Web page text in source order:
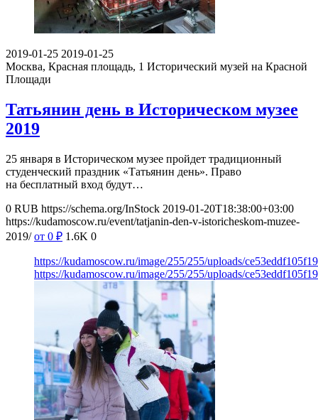
2019-01-25 2019-01-25
Москва, Красная площадь, 1 Исторический музей на Красной
Площади
Татьянин день в Историческом музее
2019
25 января в Историческом музее пройдет традиционный
студенческий праздник «Татьянин день». Право
на бесплатный вход будут…
0 RUB https://schema.org/InStock 2019-01-20T18:38:00+03:00
https://kudamoscow.ru/event/tatjanin-den-v-istoricheskom-muzee-
2019/ от 0 ₽ 1.6K 0
https://kudamoscow.ru/image/255/255/uploads/
https://kudamoscow.ru/image/255/255/uploads/